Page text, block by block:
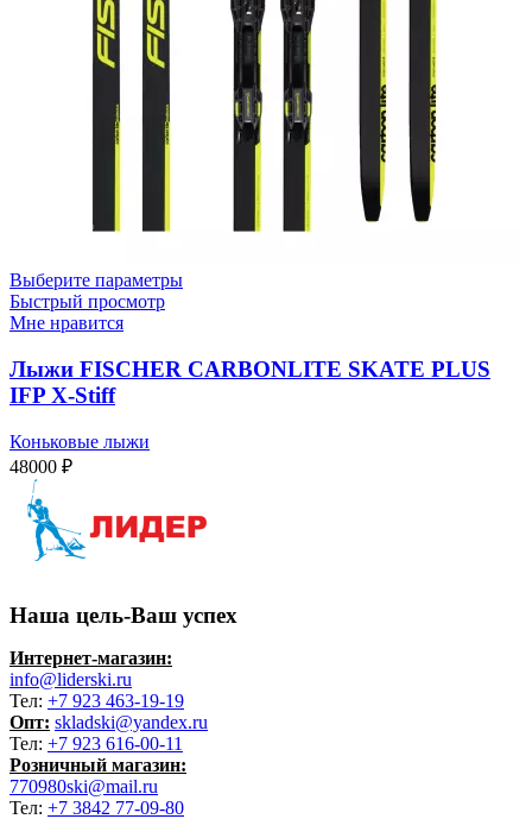
Выберите параметры
Быстрый просмотр
Мне нравится
Лыжи FISCHER CARBONLITE SKATE PLUS
IFP X-Stiff
Коньковые лыжи
48000 ₽
Наша цель-Ваш успех
Интернет-магазин:
info@liderski.ru
Тел: +7 923 463-19-19
Опт: skladski@yandex.ru
Тел: +7 923 616-00-11
Розничный магазин:
770980ski@mail.ru
Тел: +7 3842 77-09-80